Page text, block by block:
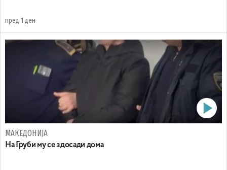
пред 1 ден
МАКЕДОНИЈА
На Груби му се здосади дома